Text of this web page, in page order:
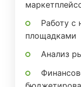
Работу
площадками
Анализ